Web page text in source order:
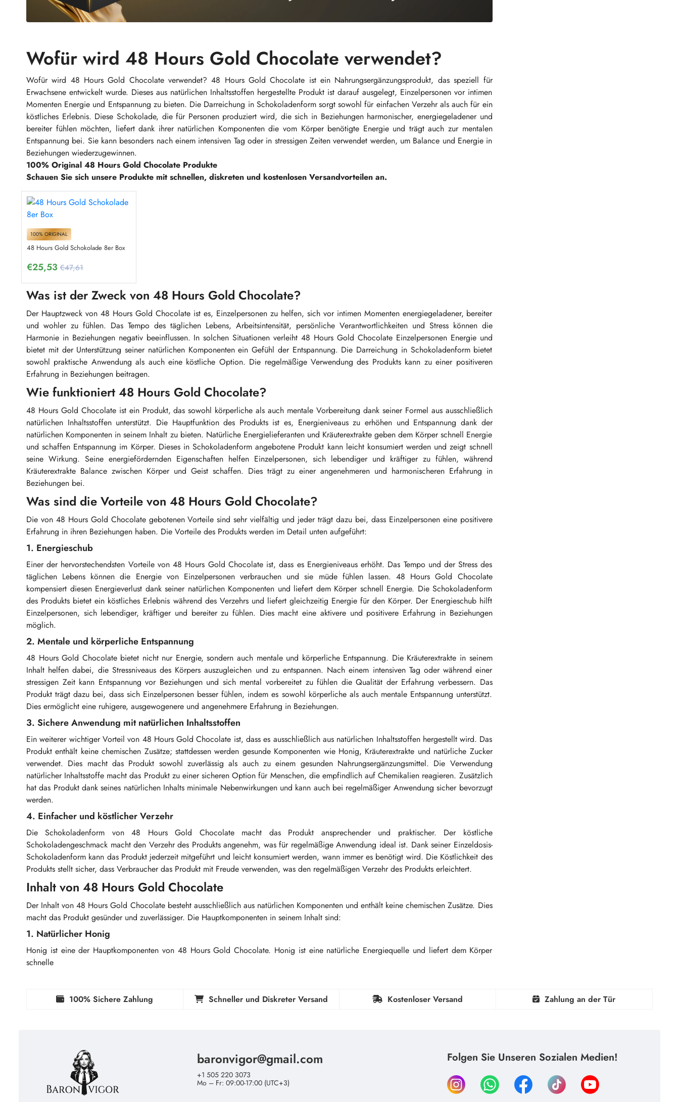
Wofür wird 48 Hours Gold Chocolate verwendet?
Wofür wird 48 Hours Gold Chocolate verwendet? 48 Hours Gold Chocolate ist ein Nahrungsergänzungsprodukt, das speziell für
Erwachsene entwickelt wurde. Dieses aus natürlichen Inhaltsstoffen hergestellte Produkt ist darauf ausgelegt, Einzelpersonen vor intimen
Momenten Energie und Entspannung zu bieten. Die Darreichung in Schokoladenform sorgt sowohl für einfachen Verzehr als auch für ein
köstliches Erlebnis. Diese Schokolade, die für Personen produziert wird, die sich in Beziehungen harmonischer, energiegeladener und
bereiter fühlen möchten, liefert dank ihrer natürlichen Komponenten die vom Körper benötigte Energie und trägt auch zur mentalen
Entspannung bei. Sie kann besonders nach einem intensiven Tag oder in stressigen Zeiten verwendet werden, um Balance und Energie in
Beziehungen wiederzugewinnen.
100% Original 48 Hours Gold Chocolate Produkte
Schauen Sie sich unsere Produkte mit schnellen, diskreten und kostenlosen Versandvorteilen an.
100% ORIGINAL
48 Hours Gold Schokolade 8er Box
€25,53 €47,61
Was ist der Zweck von 48 Hours Gold Chocolate?
Der Hauptzweck von 48 Hours Gold Chocolate ist es, Einzelpersonen zu helfen, sich vor intimen Momenten energiegeladener, bereiter
und wohler zu fühlen. Das Tempo des täglichen Lebens, Arbeitsintensität, persönliche Verantwortlichkeiten und Stress können die
Harmonie in Beziehungen negativ beeinflussen. In solchen Situationen verleiht 48 Hours Gold Chocolate Einzelpersonen Energie und
bietet mit der Unterstützung seiner natürlichen Komponenten ein Gefühl der Entspannung. Die Darreichung in Schokoladenform bietet
sowohl praktische Anwendung als auch eine köstliche Option. Die regelmäßige Verwendung des Produkts kann zu einer positiveren
Erfahrung in Beziehungen beitragen.
Wie funktioniert 48 Hours Gold Chocolate?
48 Hours Gold Chocolate ist ein Produkt, das sowohl körperliche als auch mentale Vorbereitung dank seiner Formel aus ausschließlich
natürlichen Inhaltsstoffen unterstützt. Die Hauptfunktion des Produkts ist es, Energieniveaus zu erhöhen und Entspannung dank der
natürlichen Komponenten in seinem Inhalt zu bieten. Natürliche Energielieferanten und Kräuterextrakte geben dem Körper schnell Energie
und schaffen Entspannung im Körper. Dieses in Schokoladenform angebotene Produkt kann leicht konsumiert werden und zeigt schnell
seine Wirkung. Seine energiefördernden Eigenschaften helfen Einzelpersonen, sich lebendiger und kräftiger zu fühlen, während
Kräuterextrakte Balance zwischen Körper und Geist schaffen. Dies trägt zu einer angenehmeren und harmonischeren Erfahrung in
Beziehungen bei.
Was sind die Vorteile von 48 Hours Gold Chocolate?
Die von 48 Hours Gold Chocolate gebotenen Vorteile sind sehr vielfältig und jeder trägt dazu bei, dass Einzelpersonen eine positivere
Erfahrung in ihren Beziehungen haben. Die Vorteile des Produkts werden im Detail unten aufgeführt:
1. Energieschub
Einer der hervorstechendsten Vorteile von 48 Hours Gold Chocolate ist, dass es Energieniveaus erhöht. Das Tempo und der Stress des
täglichen Lebens können die Energie von Einzelpersonen verbrauchen und sie müde fühlen lassen. 48 Hours Gold Chocolate
kompensiert diesen Energieverlust dank seiner natürlichen Komponenten und liefert dem Körper schnell Energie. Die Schokoladenform
des Produkts bietet ein köstliches Erlebnis während des Verzehrs und liefert gleichzeitig Energie für den Körper. Der Energieschub hilft
Einzelpersonen, sich lebendiger, kräftiger und bereiter zu fühlen. Dies macht eine aktivere und positivere Erfahrung in Beziehungen
möglich.
2. Mentale und körperliche Entspannung
48 Hours Gold Chocolate bietet nicht nur Energie, sondern auch mentale und körperliche Entspannung. Die Kräuterextrakte in seinem
Inhalt helfen dabei, die Stressniveaus des Körpers auszugleichen und zu entspannen. Nach einem intensiven Tag oder während einer
stressigen Zeit kann Entspannung vor Beziehungen und sich mental vorbereitet zu fühlen die Qualität der Erfahrung verbessern. Das
Produkt trägt dazu bei, dass sich Einzelpersonen besser fühlen, indem es sowohl körperliche als auch mentale Entspannung unterstützt.
Dies ermöglicht eine ruhigere, ausgewogenere und angenehmere Erfahrung in Beziehungen.
3. Sichere Anwendung mit natürlichen Inhaltsstoffen
Ein weiterer wichtiger Vorteil von 48 Hours Gold Chocolate ist, dass es ausschließlich aus natürlichen Inhaltsstoffen hergestellt wird. Das
Produkt enthält keine chemischen Zusätze; stattdessen werden gesunde Komponenten wie Honig, Kräuterextrakte und natürliche Zucker
verwendet. Dies macht das Produkt sowohl zuverlässig als auch zu einem gesunden Nahrungsergänzungsmittel. Die Verwendung
natürlicher Inhaltsstoffe macht das Produkt zu einer sicheren Option für Menschen, die empfindlich auf Chemikalien reagieren. Zusätzlich
hat das Produkt dank seines natürlichen Inhalts minimale Nebenwirkungen und kann auch bei regelmäßiger Anwendung sicher bevorzugt
werden.
4. Einfacher und köstlicher Verzehr
Die Schokoladenform von 48 Hours Gold Chocolate macht das Produkt ansprechender und praktischer. Der köstliche
Schokoladengeschmack macht den Verzehr des Produkts angenehm, was für regelmäßige Anwendung ideal ist. Dank seiner Einzeldosis-
Schokoladenform kann das Produkt jederzeit mitgeführt und leicht konsumiert werden, wann immer es benötigt wird. Die Köstlichkeit des
Produkts stellt sicher, dass Verbraucher das Produkt mit Freude verwenden, was den regelmäßigen Verzehr des Produkts erleichtert.
Inhalt von 48 Hours Gold Chocolate
Der Inhalt von 48 Hours Gold Chocolate besteht ausschließlich aus natürlichen Komponenten und enthält keine chemischen Zusätze. Dies
macht das Produkt gesünder und zuverlässiger. Die Hauptkomponenten in seinem Inhalt sind:
1. Natürlicher Honig
Honig ist eine der Hauptkomponenten von 48 Hours Gold Chocolate. Honig ist eine natürliche Energiequelle und liefert dem Körper
schnelle
100% Sichere Zahlung Schneller und Diskreter Versand Kostenloser Versand Zahlung an der Tür
baronvigor@gmail.com
+1 505 220 3073
Mo – Fr: 09:00-17:00 (UTC+3)
Folgen Sie Unseren Sozialen Medien!